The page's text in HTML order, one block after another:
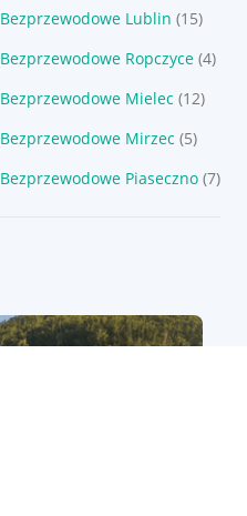
Bezprzewodowe Lublin (15)
Bezprzewodowe Ropczyce (4)
Bezprzewodowe Mielec (12)
Bezprzewodowe Mirzec (5)
Bezprzewodowe Piaseczno (7)